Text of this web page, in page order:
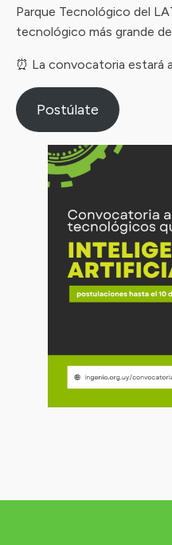
Parque Tecnológico del
tecnológico más grande
⏰ La convocatoria estará
Postúlate